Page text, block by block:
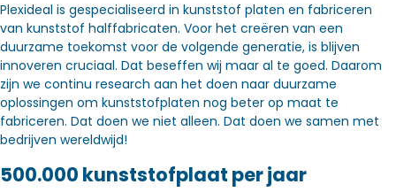
Plexideal is gespecialiseerd in kunststof platen en fabriceren
van kunststof halffabricaten. Voor het creëren van een
duurzame toekomst voor de volgende generatie, is blijven
innoveren cruciaal. Dat beseffen wij maar al te goed. Daarom
zijn we continu research aan het doen naar duurzame
oplossingen om kunststofplaten nog beter op maat te
fabriceren. Dat doen we niet alleen. Dat doen we samen met
bedrijven wereldwijd!
500.000 kunststofplaat per jaar